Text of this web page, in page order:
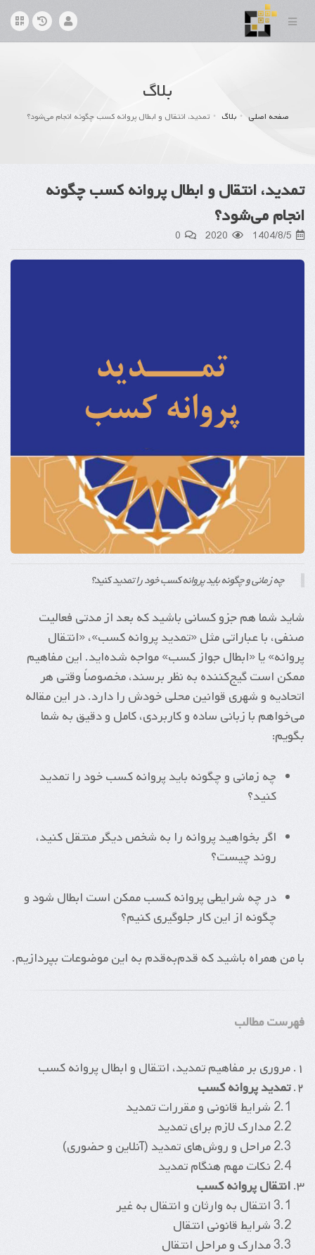
بلاگ
صفحه اصلی بلاگ تمدید، انتقال و ابطال پروانه کسب چگونه انجام می‌شود؟
تمدید، انتقال و ابطال پروانه کسب چگونه
انجام می‌شود؟
1404/8/5
2020
0
چه زمانی و چگونه باید پروانه کسب خود را تمدید کنید؟
شاید شما هم جزو کسانی باشید که بعد از مدتی فعالیت
صنفی، با عباراتی مثل «تمدید پروانه کسب»، «انتقال
پروانه» یا «ابطال جواز کسب» مواجه شده‌اید. این مفاهیم
ممکن است گیج‌کننده به نظر برسند، مخصوصاً وقتی هر
اتحادیه و شهری قوانین محلی خودش را دارد. در این مقاله
می‌خواهم با زبانی ساده و کاربردی، کامل و دقیق به شما
بگویم:
چه زمانی و چگونه باید پروانه کسب خود را تمدید
کنید؟
اگر بخواهید پروانه را به شخص دیگر منتقل کنید،
روند چیست؟
در چه شرایطی پروانه کسب ممکن است ابطال شود و
چگونه از این کار جلوگیری کنیم؟
با من همراه باشید که قدم‌به‌قدم به این موضوعات بپردازیم.
فهرست مطالب
۱. مروری بر مفاهیم تمدید، انتقال و ابطال پروانه کسب
۲. تمدید پروانه کسب
۳. انتقال پروانه کسب